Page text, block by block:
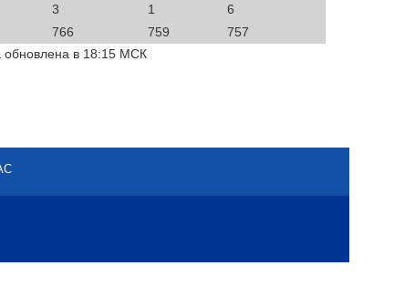
3 1
6
766 759
757
обновлена в 18:15 МСК